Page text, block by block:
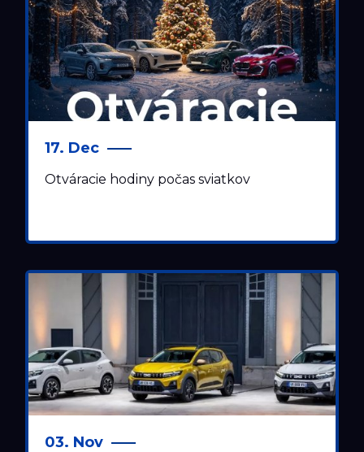
17. Dec
Otváracie hodiny počas sviatkov
03. Nov